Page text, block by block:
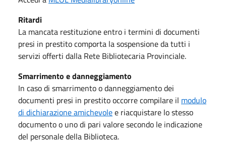
Ritardi
La mancata restituzione entro i termini di documenti
presi in prestito comporta la sospensione da tutti i
servizi offerti dalla Rete Bibliotecaria Provinciale.
Smarrimento e danneggiamento
In caso di smarrimento o danneggiamento dei
documenti presi in prestito occorre compilare il modulo
di dichiarazione amichevolee riacquistare lo stesso
documento o uno di pari valore secondo le indicazione
del personale della Biblioteca.